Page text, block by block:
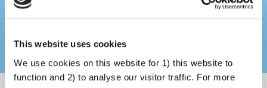
This website uses cookies
We use cookies on this website for 1) this website to
function and 2) to analyse our visitor traffic. For more
Hälso- och sjukvårdspersonal och vetenskapsmän måste ta i beaktande